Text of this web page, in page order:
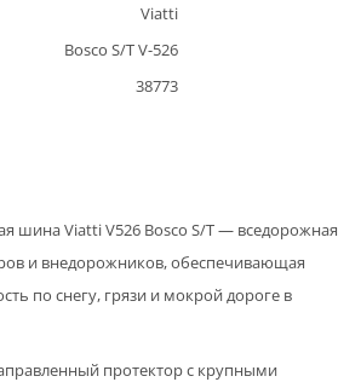
Viatti
Bosco S/T V-526
38773
шина Viatti V526 Bosco S/T — вседорожная
и внедорожников, обеспечивающая
по снегу, грязи и мокрой дороге в
протектор с крупными